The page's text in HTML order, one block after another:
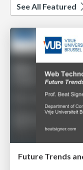
See All Featured